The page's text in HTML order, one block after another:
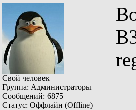
Свой человек
Группа: Администраторы
Сообщений: 6875
Статус: Оффлайн (Offline)